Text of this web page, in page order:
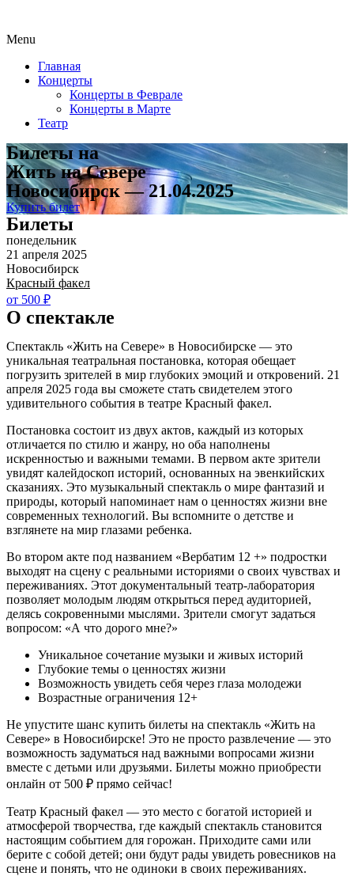
Menu
Главная
Концерты
Концерты в Феврале
Концерты в Марте
Театр
Билеты на
Жить на Севере
Новосибирск — 21.04.2025
Купить билет
Билеты
понедельник
21 апреля 2025
Новосибирск
Красный факел
от 500 ₽
О спектакле
Спектакль «Жить на Севере» в Новосибирске — это
уникальная театральная постановка, которая обещает
погрузить зрителей в мир глубоких эмоций и откровений. 21
апреля 2025 года вы сможете стать свидетелем этого
удивительного события в театре Красный факел.
Постановка состоит из двух актов, каждый из которых
отличается по стилю и жанру, но оба наполнены
искренностью и важными темами. В первом акте зрители
увидят калейдоскоп историй, основанных на эвенкийских
сказаниях. Это музыкальный спектакль о мире фантазий и
природы, который напоминает нам о ценностях жизни вне
современных технологий. Вы вспомните о детстве и
взглянете на мир глазами ребенка.
Во втором акте под названием «Вербатим 12 +» подростки
выходят на сцену с реальными историями о своих чувствах и
переживаниях. Этот документальный театр-лаборатория
позволяет молодым людям открыться перед аудиторией,
делясь сокровенными мыслями. Зрители смогут задаться
вопросом: «А что дорого мне?»
Уникальное сочетание музыки и живых историй
Глубокие темы о ценностях жизни
Возможность увидеть себя через глаза молодежи
Возрастные ограничения 12+
Не упустите шанс купить билеты на спектакль «Жить на
Севере» в Новосибирске! Это не просто развлечение — это
возможность задуматься над важными вопросами жизни
вместе с детьми или друзьями. Билеты можно приобрести
онлайн от 500 ₽ прямо сейчас!
Театр Красный факел — это место с богатой историей и
атмосферой творчества, где каждый спектакль становится
настоящим событием для горожан. Приходите сами или
берите с собой детей; они будут рады увидеть ровесников на
сцене и понять, что не одиноки в своих переживаниях.